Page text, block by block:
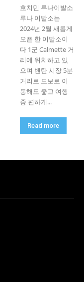
호치민 루나이발소
루나 이발소는
2024년 2월 새롭게
오픈 한 이발소이
다 1군 Calmette 거
리에 위치하고 있
으며 벤탄 시장 5분
거리로 도보로 이
동해도 좋고 여행
중 편하게...
Read more